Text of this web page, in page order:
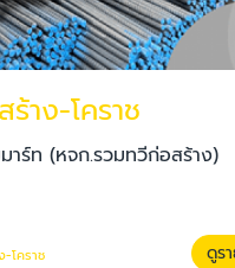
าง-โคราช
าร์ท (หจก.รวมทวีก่อสร้าง)
-โคราช ดูร